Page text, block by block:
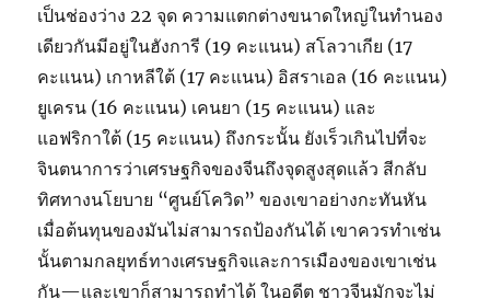
เป็นช่องว่าง 22 จุด ความแตกต่างขนาดใหญ่ในทำนอง
เดียวกันมีอยู่ในฮังการี (19 คะแนน) สโลวาเกีย (17
คะแนน) เกาหลีใต้ (17 คะแนน) อิสราเอล (16 คะแนน)
ยูเครน (16 คะแนน) เคนยา (15 คะแนน) และ
แอฟริกาใต้ (15 คะแนน) ถึงกระนั้น ยังเร็วเกินไปที่จะ
จินตนาการว่าเศรษฐกิจของจีนถึงจุดสูงสุดแล้ว สีกลับ
ทิศทางนโยบาย “ศูนย์โควิด” ของเขาอย่างกะทันหัน
เมื่อต้นทุนของมันไม่สามารถป้องกันได้ เขาควรทำเช่น
นั้นตามกลยุทธ์ทางเศรษฐกิจและการเมืองของเขาเช่น
กัน—และเขาก็สามารถทำได้ ในอดีต ชาวจีนมักจะไม่